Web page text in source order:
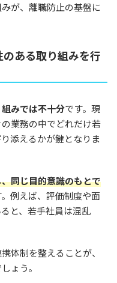
が、離職防止の基盤に
ある取り組みを行
みでは不十分です。現
業務の中でどれだけ若
添えるかが鍵となりま
同じ目的意識のもとで
例えば、評価制度や面
と、若手社員は混乱
体制を整えることが、
ょう。